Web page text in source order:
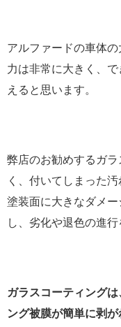
アルファードの車体
力は非常に大きく、
えると思います。
弊店のお勧めするガ
く、付いてしまった
塗装面に大きなダメ
し、劣化や退色の進
ガラスコーティング
ング被膜が簡単に剥